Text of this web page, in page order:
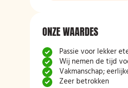
ONZE WAARDES
Passie voor lekker
Wij nemen de tijd
Vakmanschap;
Zeer betrokken